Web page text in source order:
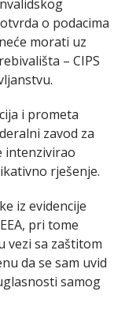
o podacima
morati uz
– CIPS
i prometa
zavod za
intenzivirao
rješenje.
iz evidencije
pri tome
vezi sa zaštitom
da se sam uvid
samog